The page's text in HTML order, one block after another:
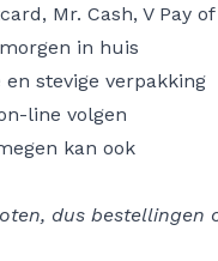
Mr. Cash, V Pay
in huis
stevige verpakking
line volgen
kan ook
dus bestellingen